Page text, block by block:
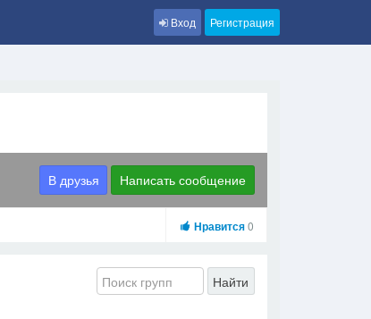
Вход Регистрация
В друзья Написать сообщение
Нравится0
Найти